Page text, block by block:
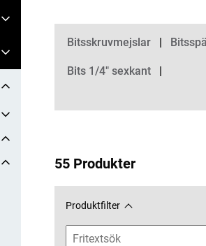
Kategorier
Bitsskruvmejslar
Bits 1/4" sexkant
55 Produkter
Produktfilter